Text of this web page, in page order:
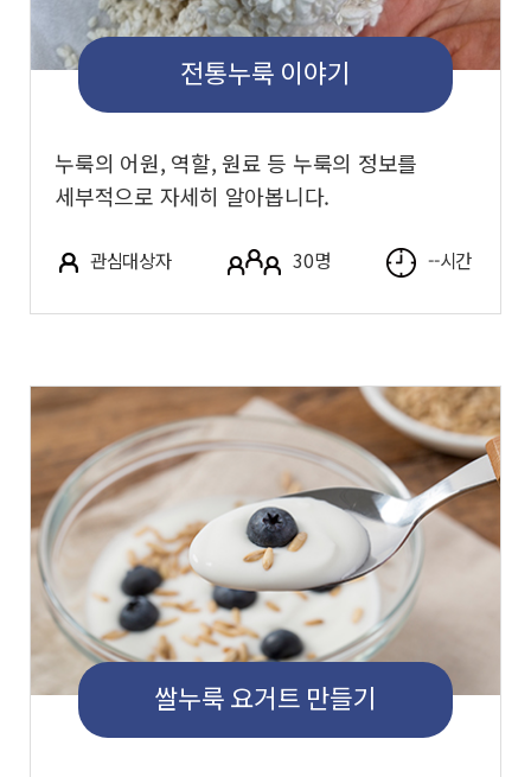
전통누룩 이야기
누룩의 어원, 역할, 원료 등 누룩의 정보를
세부적으로 자세히 알아봅니다.
관심대상자 30명 --시간
쌀누룩 요거트 만들기